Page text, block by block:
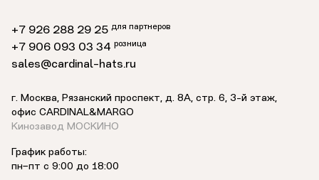
+7 926 288 29 25 для партнеров
+7 906 093 03 34 розница
sales@cardinal-hats.ru
г. Москва, Рязанский проспект, д. 8А, стр. 6, 3-й этаж
офис CARDINAL&MARGO
Кинозавод МОСКИНО
График работы:
пн−пт с 9:00 до 18:00